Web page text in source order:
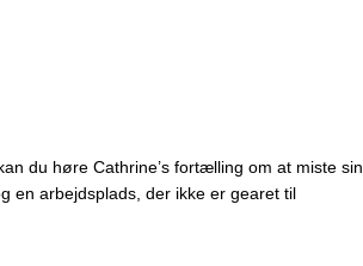
du høre Cathrine’s fortælling om at miste sin
en arbejdsplads, der ikke er gearet til